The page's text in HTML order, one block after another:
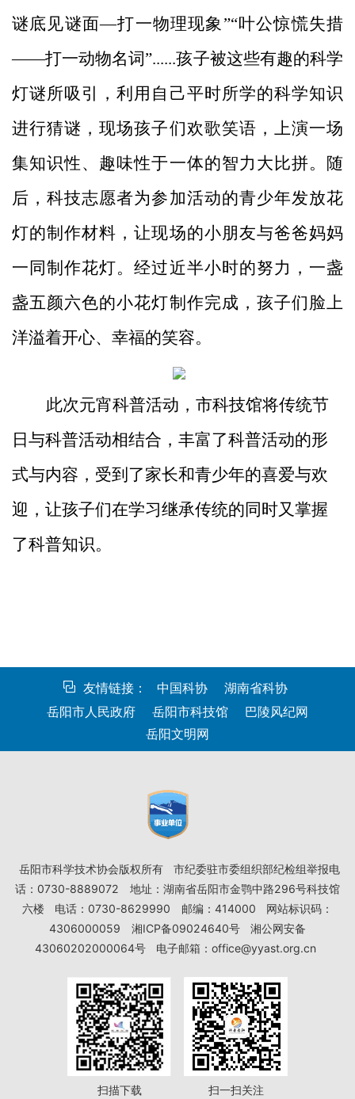
谜底见谜面—打一物理现象”“叶公惊慌失措
——打一动物名词”......孩子被这些有趣的科学
灯谜所吸引，利用自己平时所学的科学知识
进行猜谜，现场孩子们欢歌笑语，上演一场
集知识性、趣味性于一体的智力大比拼。随
后，科技志愿者为参加活动的青少年发放花
灯的制作材料，让现场的小朋友与爸爸妈妈
一同制作花灯。经过近半小时的努力，一盏
盏五颜六色的小花灯制作完成 ， 孩子们 脸上
洋溢着开心、幸福的笑容。
此次元宵科普活动，市科技馆将传统节
日与科普活动相结合，丰富了科普活动的形
式与内容，受到了家长和青少年的喜爱与欢
迎，让孩子们在学习继承传统的同时又掌握
了科普知识。
友情链接： 中国科协
湖南省科协
岳阳市人民政府
岳阳市科技馆
巴陵风纪网
岳阳文明网
岳阳市科学技术协会版权所有
市纪委驻市委组织部纪检组举报电
话：0730-8889072
地址：湖南省岳阳市金鹗中路296号科技馆
六楼
电话：0730-8629990 邮编：414000
网站标识码：
4306000059
湘ICP备09024640号
湘公网安备
43060202000064号
电子邮箱：office@yyast.org.cn
扫描下载
扫一扫关注